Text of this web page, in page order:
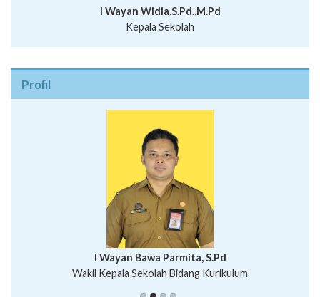
I Wayan Widia,S.Pd.,M.Pd
Kepala Sekolah
Profil
Putu Suhartana, S.Pd.
I Wayan Bawa Parmita, S.Pd
Wakil Kepala Sekolah Bidang Kurikulum
I Wayan Gede Aditya Pratita, S.Pd., M.Sn
Ni Wayan Nopi Sutantri, S.Pd.